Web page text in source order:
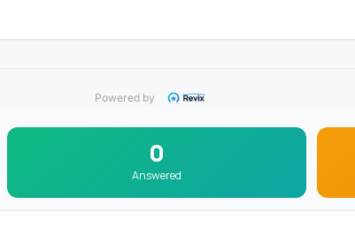
Powered by